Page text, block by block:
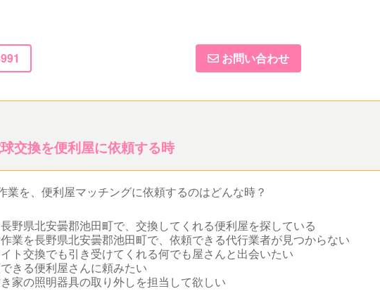
お問い合わせ
交換を便利屋に依頼する時
業を、便利屋マッチングに依頼するのはどんな時？
野県北安曇郡池田町で、交換してくれる便利屋を探している
業を長野県北安曇郡池田町で、依頼できる代行業者が見つからない
ト交換でも引き受けてくれる何でも屋さんと出会いたい
きる便利屋さんに頼みたい
家の照明器具の取り外しを担当して欲しい